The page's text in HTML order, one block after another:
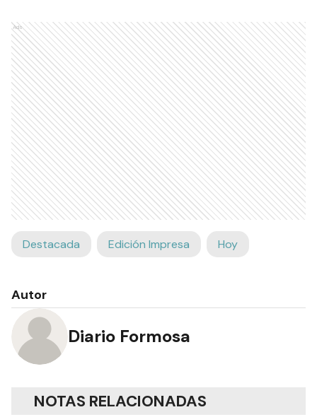
Ads
Destacada Edición Impresa Hoy
Autor
Diario Formosa
NOTAS RELACIONADAS